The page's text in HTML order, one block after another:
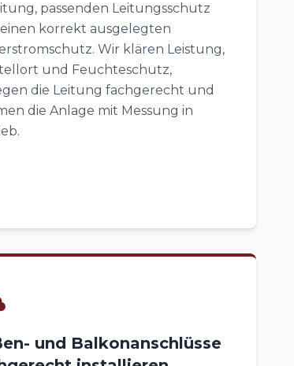
passenden Leitungsschutz
korrekt ausgelegten
Wir klären Leistung,
und Feuchteschutz,
die Leitung fachgerecht und
die Anlage mit Messung in
und Balkonanschlüsse